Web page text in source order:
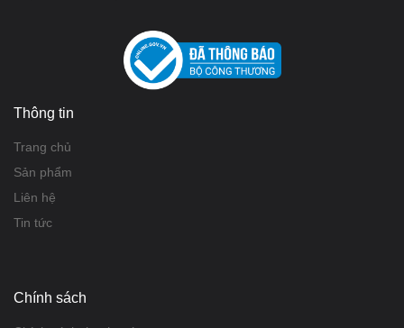
Thông tin
Trang chủ
Sản phẩm
Liên hệ
Tin tức
Chính sách